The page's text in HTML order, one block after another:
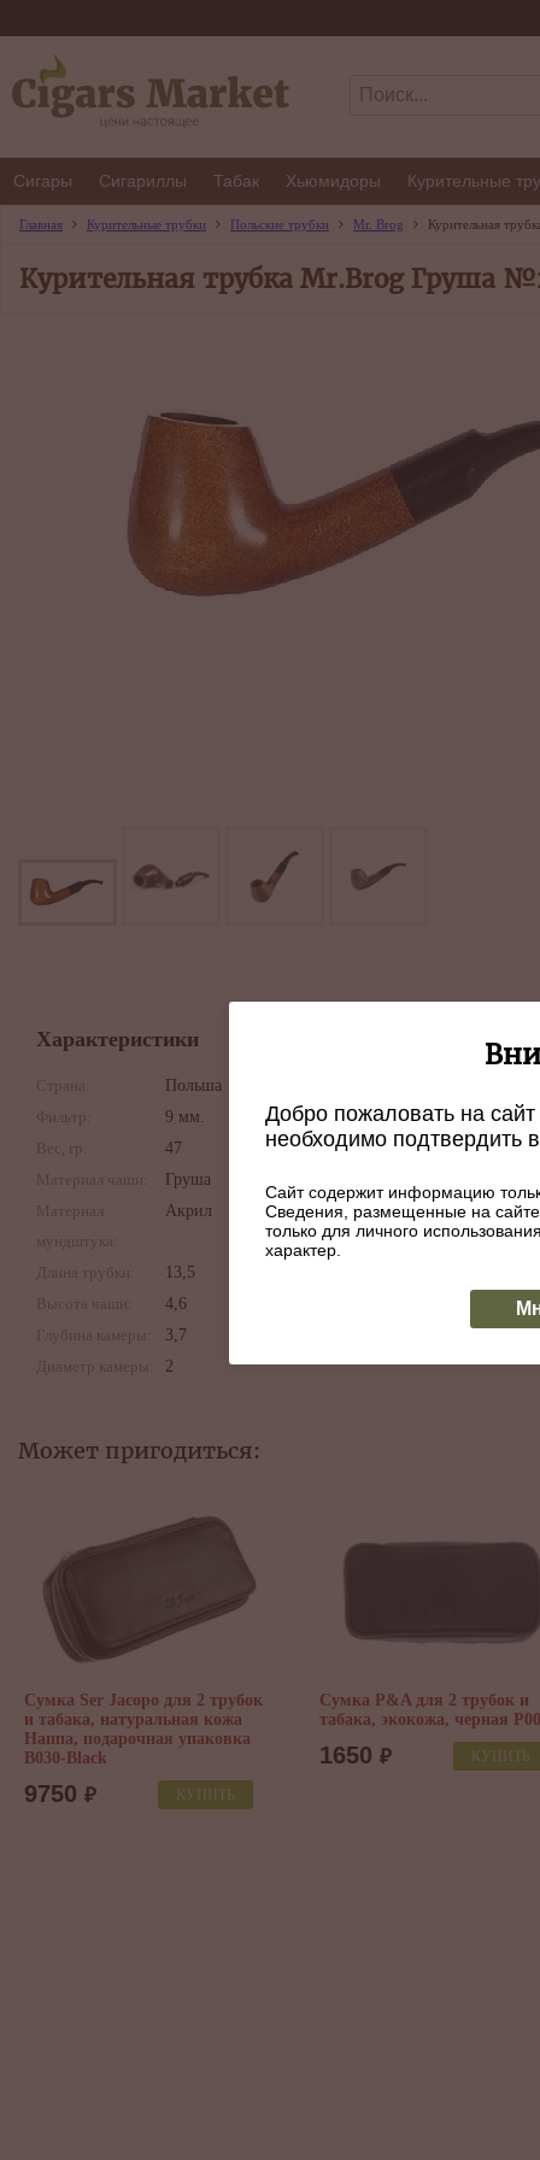
Сигары Сигариллы Табак Хьюмидоры Курительные
Главная Курительные трубки Польские трубки Mr. Brog Курительная
Курительная трубка Mr.Brog Груша
Характеристики
Страна:
Польша
Фильтр:
9 мм.
Вес, гр:
47
Материал чаши:
Груша
Материал
мундштука:
Акрил
Длина трубки:
13,5
Высота чаши:
4,6
Глубина камеры:
3,7
Диаметр камеры:
2
На фото представлен
Может пригодиться:
Сумка Ser Jacopo для 2 трубок
и табака, натуральная кожа
Наппа, подарочная упаковка
B030-Black
9750 ₽ КУПИТЬ
Сумка P&A для 2 трубок и
табака, экокожа, черная
1650 ₽ КУПИТЬ
Добро пожаловать на
необходимо подтвердить
Сайт содержит информацию
Сведения, размещенные на
только для личного
характер.